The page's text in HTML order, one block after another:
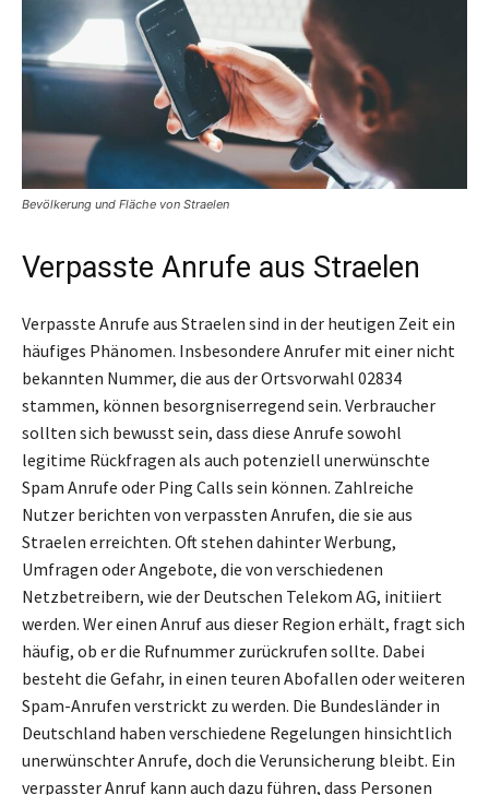
Bevölkerung und Fläche von Straelen
Verpasste Anrufe aus Straelen
Verpasste Anrufe aus Straelen sind in der heutigen Zeit ein
häufiges Phänomen. Insbesondere Anrufer mit einer nicht
bekannten Nummer, die aus der Ortsvorwahl 02834
stammen, können besorgniserregend sein. Verbraucher
sollten sich bewusst sein, dass diese Anrufe sowohl
legitime Rückfragen als auch potenziell unerwünschte
Spam Anrufe oder Ping Calls sein können. Zahlreiche
Nutzer berichten von verpassten Anrufen, die sie aus
Straelen erreichten. Oft stehen dahinter Werbung,
Umfragen oder Angebote, die von verschiedenen
Netzbetreibern, wie der Deutschen Telekom AG, initiiert
werden. Wer einen Anruf aus dieser Region erhält, fragt sich
häufig, ob er die Rufnummer zurückrufen sollte. Dabei
besteht die Gefahr, in einen teuren Abofallen oder weiteren
Spam-Anrufen verstrickt zu werden. Die Bundesländer in
Deutschland haben verschiedene Regelungen hinsichtlich
unerwünschter Anrufe, doch die Verunsicherung bleibt. Ein
verpasster Anruf kann auch dazu führen, dass Personen